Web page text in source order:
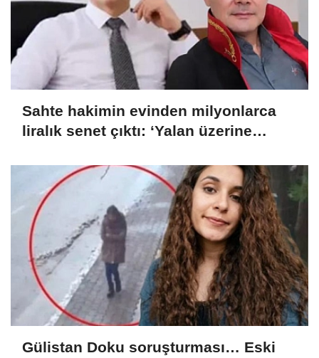
Sahte hakimin evinden milyonlarca
liralık senet çıktı: ‘Yalan üzerine
Gülistan Doku soruşturması… Eski